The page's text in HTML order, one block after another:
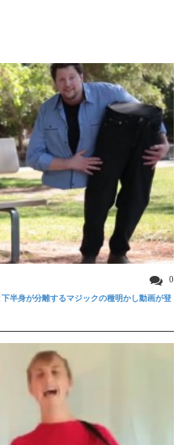
0
半身が分離するマジックの種明かし動画が登